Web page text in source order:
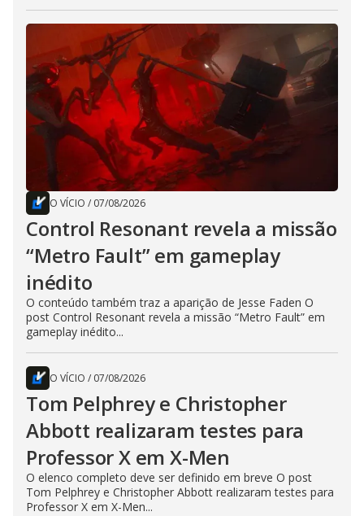
O VÍCIO / 07/08/2026
Control Resonant revela a missão
“Metro Fault” em gameplay
inédito
O conteúdo também traz a aparição de Jesse Faden O
post Control Resonant revela a missão “Metro Fault” em
gameplay inédito...
O VÍCIO / 07/08/2026
Tom Pelphrey e Christopher
Abbott realizaram testes para
Professor X em X-Men
O elenco completo deve ser definido em breve O post
Tom Pelphrey e Christopher Abbott realizaram testes para
Professor X em X-Men...